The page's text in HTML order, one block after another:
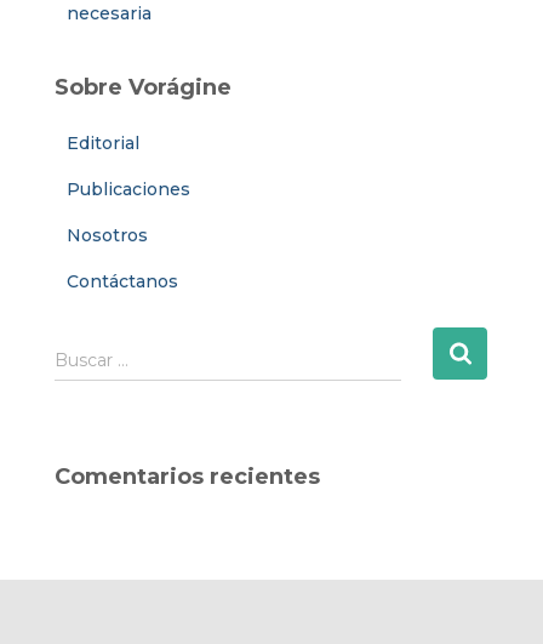
necesaria
Sobre Vorágine
Editorial
Publicaciones
Nosotros
Contáctanos
B
u
r
Buscar …
Comentarios recientes